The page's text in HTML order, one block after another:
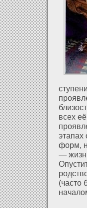
всех
этапах
фοрм,
—
(часто